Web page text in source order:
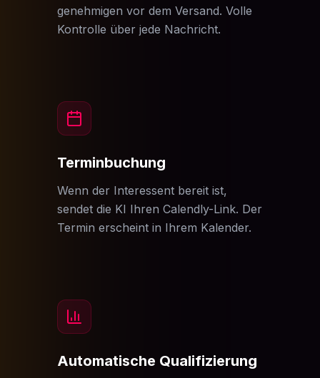
genehmigen vor dem Versand. Volle
Kontrolle über jede Nachricht.
Terminbuchung
Wenn der Interessent bereit ist,
sendet die KI Ihren Calendly-Link. Der
Termin erscheint in Ihrem Kalender.
Automatische Qualifizierung